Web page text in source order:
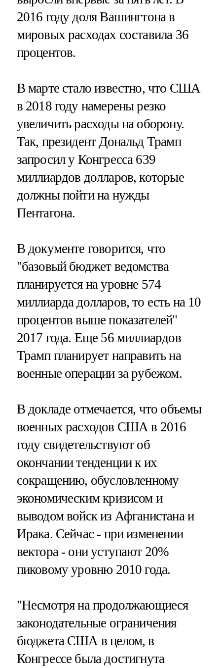
2016 году доля Вашингтона в
мировых расходах составила 36
процентов.
В марте стало известно, что США
в 2018 году намерены резко
увеличить расходы на оборону.
Так, президент Дональд Трамп
запросил у Конгресса 639
миллиардов долларов, которые
должны пойти на нужды
Пентагона.
В документе говорится, что
"базовый бюджет ведомства
планируется на уровне 574
миллиарда долларов, то есть на 10
процентов выше показателей"
2017 года. Еще 56 миллиардов
Трамп планирует направить на
военные операции за рубежом.
В докладе отмечается, что объемы
военных расходов США в 2016
году свидетельствуют об
окончании тенденции к их
сокращению, обусловленному
экономическим кризисом и
выводом войск из Афганистана и
Ирака. Сейчас - при изменении
вектора - они уступают 20%
пиковому уровню 2010 года.
"Несмотря на продолжающиеся
законодательные ограничения
бюджета США в целом, в
Конгрессе была достигнута